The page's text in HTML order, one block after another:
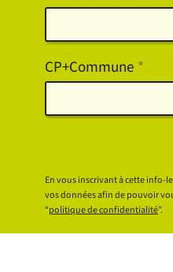
CP+Commune *
En vous inscrivant à cette info-
vos données afin de pouvoir
“politique de confidentialité”.